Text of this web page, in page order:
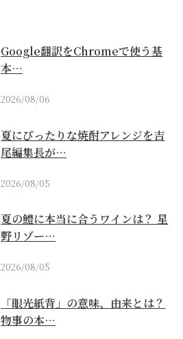
Google翻訳をChromeで使う基
本…
2026/08/06
夏にぴったりな焼酎アレンジを吉
尾編集長が…
2026/08/05
夏の鱧に本当に合うワインは？ 星
野リゾー…
2026/08/05
「眼光紙背」の意味、由来とは？
物事の本…